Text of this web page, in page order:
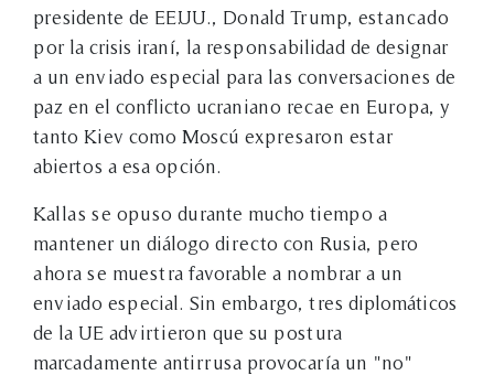
presidente de EE.UU., Donald Trump, estancado
por la crisis iraní, la responsabilidad de designar
a un enviado especial para las conversaciones de
paz en el conflicto ucraniano recae en Europa, y
tanto Kiev como Moscú expresaron estar
abiertos a esa opción.
Kallas se opuso durante mucho tiempo a
mantener un diálogo directo con Rusia, pero
ahora se muestra favorable a nombrar a un
enviado especial. Sin embargo, tres diplomáticos
de la UE advirtieron que su postura
marcadamente antirrusa provocaría un "no"